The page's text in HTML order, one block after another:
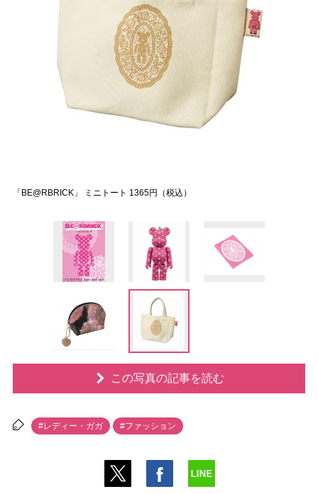
「BE@RBRICK」 ミニトート 1365円（税込）
この写真の記事を読む
#レディー・ガガ #ファッション